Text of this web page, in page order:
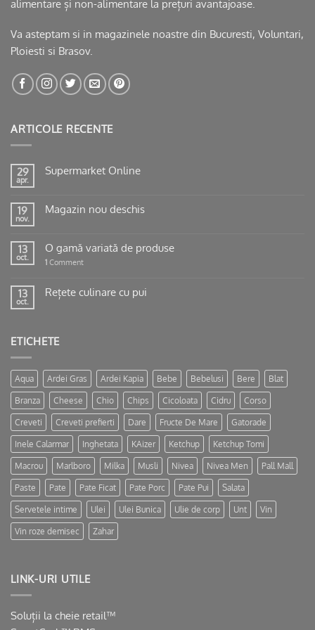
alimentare și non-alimentare la prețuri avantajoase.
Va asteptam si in magazinele noastre din Bucuresti, Voluntari,
Ploiesti si Brasov.
ARTICOLE RECENTE
29
apr.
Supermarket Online
19
nov.
Magazin nou deschis
13
oct.
O gamă variată de produse
1 Comment
13
oct.
Rețete culinare cu pui
ETICHETE
Aqua Ardei Gras Ardei Kapia Bebe Bebelusi Bere Blat
Branza Cheese Chio Chips Cicoloata Cidru Corso
Creveti Creveti prefierti Dare Fructe De Mare Gatorade
Inele Calarmar Inghetata KAizer Ketchup Ketchup Tomi
Macrou Marlboro Milka Musli Nivea Nivea Men Pall Mall
Paste Pate Pate Ficat Pate Porc Pate Pui Salata
Servetele intime Ulei Ulei Bunica Ulie de corp Unt Vin
Vin roze demisec Zahar
LINK-URI UTILE
Soluții la cheie retail™